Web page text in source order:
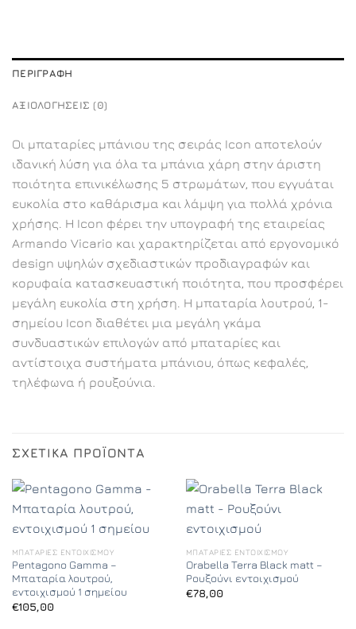
ΠΕΡΙΓΡΑΦΉ
ΑΞΙΟΛΟΓΉΣΕΙΣ (0)
Οι μπαταρίες μπάνιου της σειράς Icon αποτελούν
ιδανική λύση για όλα τα μπάνια χάρη στην άριστη
ποιότητα επινικέλωσης 5 στρωμάτων, που εγγυάται
ευκολία στο καθάρισμα και λάμψη για πολλά χρόνια
χρήσης. Η Icon φέρει την υπογραφή της εταιρείας
Armando Vicario και χαρακτηρίζεται από εργονομικό
design υψηλών σχεδιαστικών προδιαγραφών και
κορυφαία κατασκευαστική ποιότητα, που προσφέρει
μεγάλη ευκολία στη χρήση. Η μπαταρία λουτρού, 1-
σημείου Icon διαθέτει μια μεγάλη γκάμα
συνδυαστικών επιλογών από μπαταρίες και
αντίστοιχα συστήματα μπάνιου, όπως κεφαλές,
τηλέφωνα ή ρουξούνια.
ΣΧΕΤΙΚΆ ΠΡΟΪΌΝΤΑ
ΜΠΑΤΑΡΊΕΣ ΕΝΤΟΙΧΙΣΜΟΎ
Pentagono Gamma –
Μπαταρία λουτρού,
εντοιχισμού 1 σημείου
€105,00
ΜΠΑΤΑΡΊΕΣ ΕΝΤΟΙΧΙΣΜΟΎ
Orabella Terra Black matt –
Ρουξούνι εντοιχισμού
€78,00